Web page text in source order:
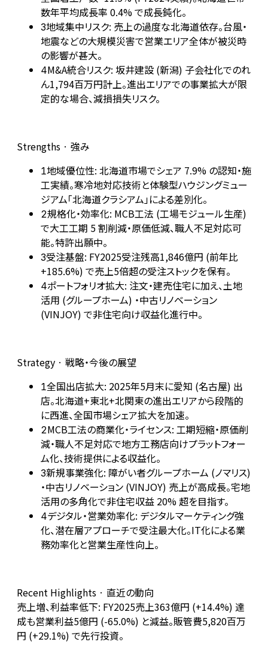
数年平均成長率 0.4% で成長鈍化。
3地域集中リスク: 売上の過度な北海道依存。台風・
地震などの大規模災害で営業エリア全体が被災時
の影響が甚大。
4M&A統合リスク: 坂井建設 (新潟) 子会社化でのれ
ん1,794百万円計上。進出エリアでの事業拡大が限
定的な場合、減損損失リスク。
Strengths · 強み
1地域優位性: 北海道市場でシェア 7.9% の認知・施
工実績。寒冷地対応技術と体験型ハウジングミュー
ジアム「北海道クラシアム」による差別化。
2規格化・効率化: MCB工法 (工場モジュール生産)
で大工工期 5 割削減・原価低減、職人不足対応可
能。特許出願中。
3受注基盤: FY2025受注残高1,846億円 (前年比
+185.6%) で売上5倍超の受注ストックを保有。
4ポートフォリオ拡大: 注文・建売住宅に加え、土地
活用 (グループホーム) ・中古リノベーション
(VINJOY) で非住宅向け収益化進行中。
Strategy · 戦略・今後の展望
1全国出店拡大: 2025年5月末に愛知 (名古屋) 出
店。北海道+東北+北関東の進出エリアから段階的
に西進、全国市場シェア拡大を加速。
2MCB工法の商業化・ライセンス: 工期短縮・原価削
減・職人不足対応で地方工務店向けプラットフォー
ム化、技術提供による収益化。
3新規事業強化: 障がい者グループホーム (ノマリス)
・中古リノベーション (VINJOY) 売上が高成長。宅地
活用の多角化で非住宅収益 20% 超を目指す。
4デジタル・営業効率化: デジタルマーケティング強
化、潜在層アプローチで受注最大化。IT化による業
務効率化と営業生産性向上。
Recent Highlights · 直近の動向
売上増、利益率低下: FY2025売上363億円 (+14.4%) 達
成も営業利益5億円 (-65.0%) と減益。販管費5,820百万
円 (+29.1%) で先行投資。